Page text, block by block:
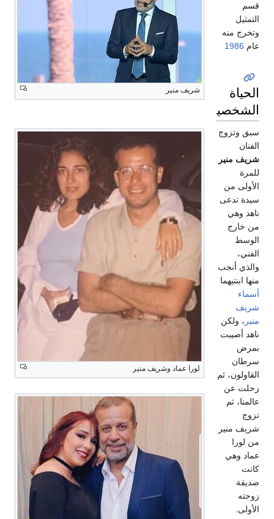
شريف منير
قسم
التمثيل
وتخرج منه
عام 1986
الحياة
الشخصية
لورا عماد وشريف منير
سبق وتزوج
الفنان
شريف منير
للمرة
الأولى من
سيدة تدعى
ناهد وهي
من خارج
الوسط
الفني،
والذي أنجب
منها ابنتيهما
أسماء
شريف
منير ، ولكن
ناهد أصيبت
بمرض
سرطان
القاولون، ثم
رحلت عن
عالمنا، ثم
تزوج
شريف منير
من لورا
عماد وهي
كانت
صديقة
زوجته
الأولى.